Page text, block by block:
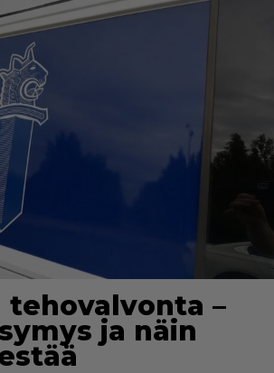
tehovalvonta –
ja näin